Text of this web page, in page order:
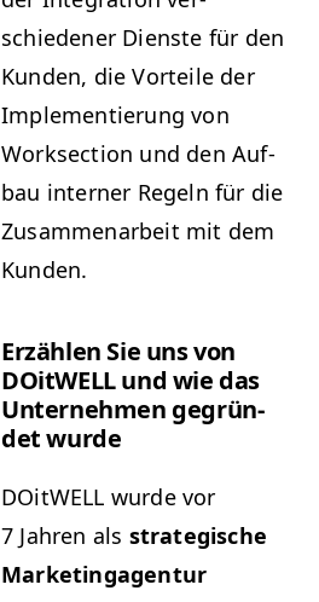
schieden­er Dien­ste für den
Kun­den, die Vorteile der
Imple­men­tierung von
Work­sec­tion und den Auf­
bau intern­er Regeln für die
Zusam­me­nar­beit mit dem
Kunden.
Erzählen Sie uns von
DOitWELL und wie das
Unternehmen gegrün­
det wurde
DOitWELL wurde vor
7 Jahren als strate­gis­che
Mar­ketinga­gen­tur